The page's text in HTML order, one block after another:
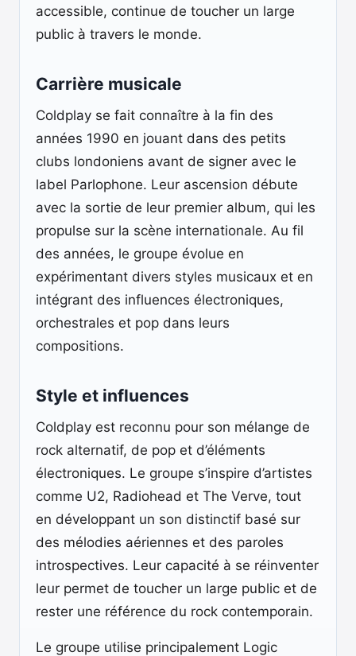
accessible, continue de toucher un large
public à travers le monde.
Carrière musicale
Coldplay se fait connaître à la fin des
années 1990 en jouant dans des petits
clubs londoniens avant de signer avec le
label Parlophone. Leur ascension débute
avec la sortie de leur premier album, qui les
propulse sur la scène internationale. Au fil
des années, le groupe évolue en
expérimentant divers styles musicaux et en
intégrant des influences électroniques,
orchestrales et pop dans leurs
compositions.
Style et influences
Coldplay est reconnu pour son mélange de
rock alternatif, de pop et d’éléments
électroniques. Le groupe s’inspire d’artistes
comme U2, Radiohead et The Verve, tout
en développant un son distinctif basé sur
des mélodies aériennes et des paroles
introspectives. Leur capacité à se réinventer
leur permet de toucher un large public et de
rester une référence du rock contemporain.
Le groupe utilise principalement Logic